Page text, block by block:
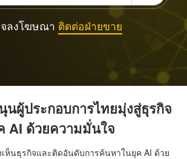
ลงโฆษณา ติดต่อฝ่ายขาย
ผู้ประกอบการไทยมุ่งสู่ธุรกิจ
AI ด้วยความมั่นใจ
เห็นธุรกิจและติดอันดับการค้นหาในยุค AI ด้วย